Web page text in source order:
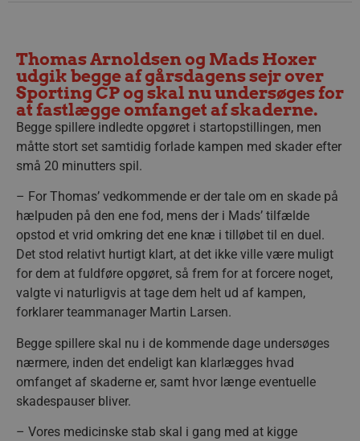
Thomas Arnoldsen og Mads Hoxer
udgik begge af gårsdagens sejr over
Sporting CP og skal nu undersøges for
at fastlægge omfanget af skaderne.
Begge spillere indledte opgøret i startopstillingen, men
måtte stort set samtidig forlade kampen med skader efter
små 20 minutters spil.
– For Thomas’ vedkommende er der tale om en skade på
hælpuden på den ene fod, mens der i Mads’ tilfælde
opstod et vrid omkring det ene knæ i tilløbet til en duel.
Det stod relativt hurtigt klart, at det ikke ville være muligt
for dem at fuldføre opgøret, så frem for at forcere noget,
valgte vi naturligvis at tage dem helt ud af kampen,
forklarer teammanager Martin Larsen.
Begge spillere skal nu i de kommende dage undersøges
nærmere, inden det endeligt kan klarlægges hvad
omfanget af skaderne er, samt hvor længe eventuelle
skadespauser bliver.
– Vores medicinske stab skal i gang med at kigge